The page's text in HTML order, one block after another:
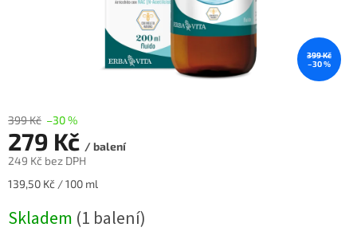
399 Kč
–30 %
399 Kč –30 %
279 Kč / balení
249 Kč bez DPH
Měrná
139,50 Kč / 100 ml
Skladem (1 balení)